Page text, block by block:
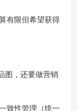
有限但希望获得
图，还要做营销
致性管理（统一